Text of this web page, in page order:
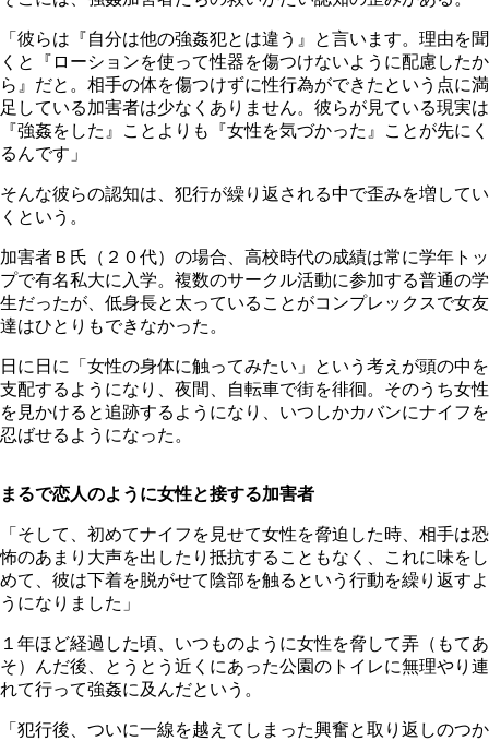
「彼らは『自分は他の強姦犯とは違う』と言います。理由を聞
くと『ローションを使って性器を傷つけないように配慮したか
ら』だと。相手の体を傷つけずに性行為ができたという点に満
足している加害者は少なくありません。彼らが見ている現実は
『強姦をした』ことよりも『女性を気づかった』ことが先にく
るんです」
そんな彼らの認知は、犯行が繰り返される中で歪みを増してい
くという。
加害者Ｂ氏（２０代）の場合、高校時代の成績は常に学年トッ
プで有名私大に入学。複数のサークル活動に参加する普通の学
生だったが、低身長と太っていることがコンプレックスで女友
達はひとりもできなかった。
日に日に「女性の身体に触ってみたい」という考えが頭の中を
支配するようになり、夜間、自転車で街を徘徊。そのうち女性
を見かけると追跡するようになり、いつしかカバンにナイフを
忍ばせるようになった。
まるで恋人のように女性と接する加害者
「そして、初めてナイフを見せて女性を脅迫した時、相手は恐
怖のあまり大声を出したり抵抗することもなく、これに味をし
めて、彼は下着を脱がせて陰部を触るという行動を繰り返すよ
うになりました」
１年ほど経過した頃、いつものように女性を脅して弄（もてあ
そ）んだ後、とうとう近くにあった公園のトイレに無理やり連
れて行って強姦に及んだという。
「犯行後、ついに一線を越えてしまった興奮と取り返しのつか